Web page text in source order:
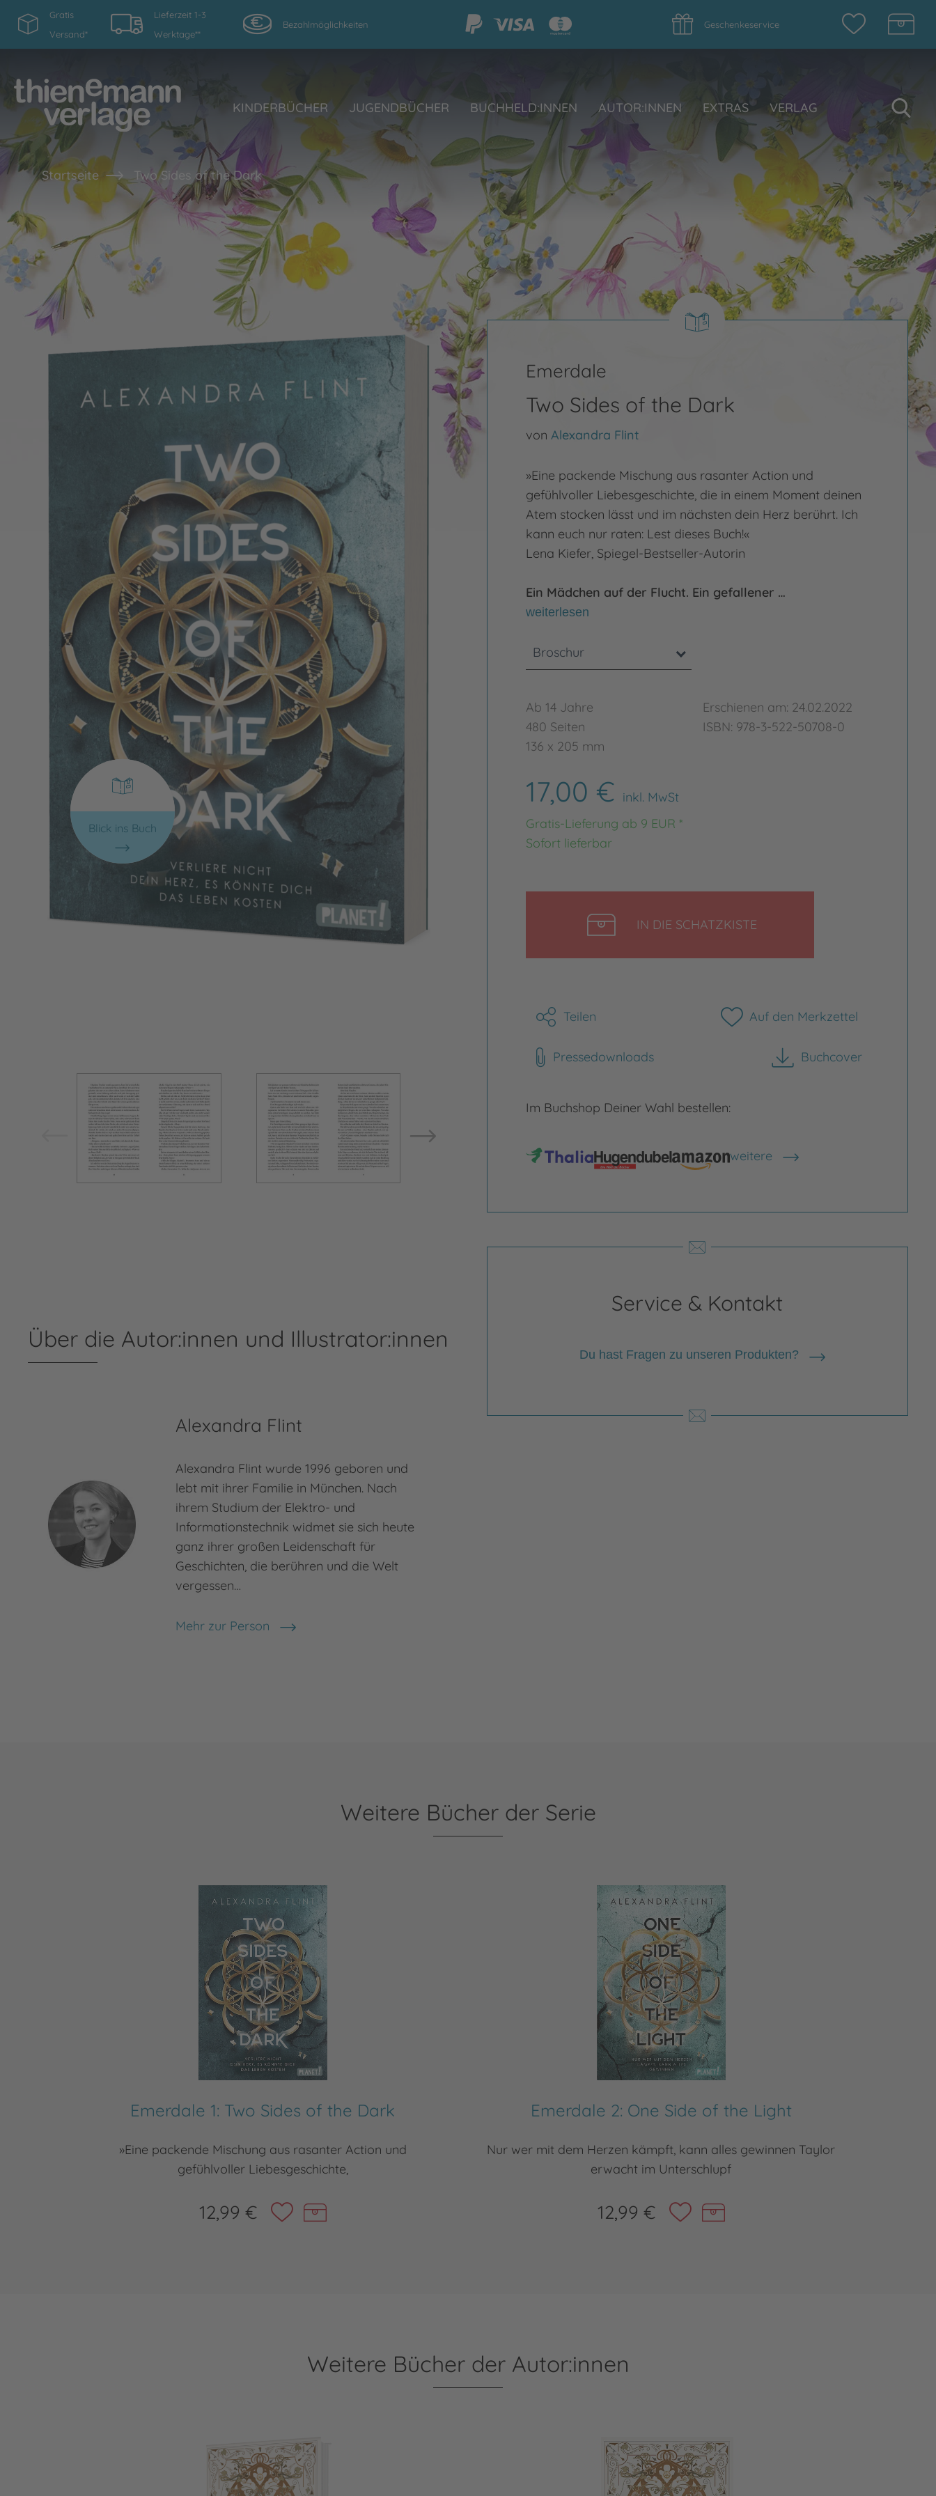
Gratis
Versand*
Lieferzeit 1-3
Werktage**
Bezahlmöglichkeiten Geschenkeservice
KINDERBÜCHER JUGENDBÜCHER BUCHHELD:INNEN AUTOR:INNEN EXTRAS VERLAG
Startseite Two Sides of the Dark
Blick ins Buch
Bild vergrößern
Emerdale
Two Sides of the Dark
von Alexandra Flint
»Eine packende Mischung aus rasanter Action und
gefühlvoller Liebesgeschichte, die in einem Moment deinen
Atem stocken lässt und im nächsten dein Herz berührt. Ich
kann euch nur raten: Lest dieses Buch!«
Lena Kiefer, Spiegel-Bestseller-Autorin
Ein Mädchen auf der Flucht. Ein gefallener …
weiterlesen
Broschur
Ab 14 Jahre
480 Seiten
136 x 205 mm
Erschienen am: 24.02.2022
ISBN: 978-3-522-50708-0
17,00 € inkl. MwSt
Gratis-Lieferung ab 9 EUR *
Sofort lieferbar
IN DIE SCHATZKISTE
Teilen Auf den Merkzettel
Pressedownloads Buchcover
herunterladen
Im Buchshop Deiner Wahl bestellen:
weitere
Shops anzeigen
Service & Kontakt
Du hast Fragen zu unseren Produkten?
Über die Autor:innen und Illustrator:innen
Alexandra Flint
Alexandra Flint wurde 1996 geboren und
lebt mit ihrer Familie in München. Nach
ihrem Studium der Elektro- und
Informationstechnik widmet sie sich heute
ganz ihrer großen Leidenschaft für
Geschichten, die berühren und die Welt
vergessen…
Mehr zur Person
Alexandra Flint
Weitere Bücher der Serie
Emerdale 1: Two Sides of the Dark
»Eine packende Mischung aus rasanter Action und
gefühlvoller Liebesgeschichte,
12,99 €
Emerdale 2: One Side of the Light
Nur wer mit dem Herzen kämpft, kann alles gewinnen Taylor
erwacht im Unterschlupf
12,99 €
Weitere Bücher der Autor:innen